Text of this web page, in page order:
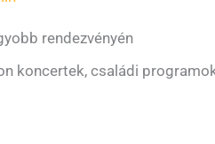
rendezvényén
koncertek, családi